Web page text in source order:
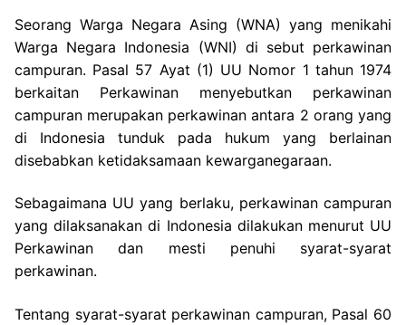
Seorang Warga Negara Asing (WNA) yang menikahi
Warga Negara Indonesia (WNI) di sebut perkawinan
campuran. Pasal 57 Ayat (1) UU Nomor 1 tahun 1974
berkaitan Perkawinan menyebutkan perkawinan
campuran merupakan perkawinan antara 2 orang yang
di Indonesia tunduk pada hukum yang berlainan
disebabkan ketidaksamaan kewarganegaraan.
Sebagaimana UU yang berlaku, perkawinan campuran
yang dilaksanakan di Indonesia dilakukan menurut UU
Perkawinan dan mesti penuhi syarat-syarat
perkawinan.
Tentang syarat-syarat perkawinan campuran, Pasal 60